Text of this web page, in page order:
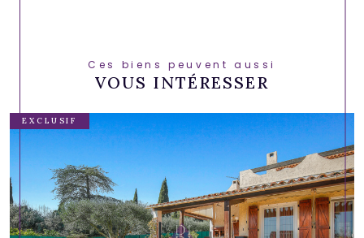
Ces biens peuvent aussi
VOUS INTÉRESSER
EXCLUSIF